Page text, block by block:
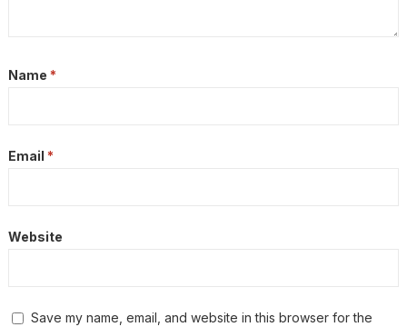
Name *
Email *
Website
Save my name, email, and website in this browser for the